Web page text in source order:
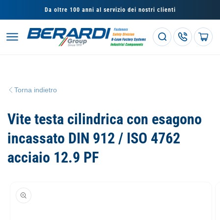
direttamente
ai contenuti
Da oltre 100 anni al servizio dei nostri clienti
Carrello
Torna indietro
Vite testa cilindrica con esagono
incassato DIN 912 / ISO 4762
acciaio 12.9 PF
sul prodotto